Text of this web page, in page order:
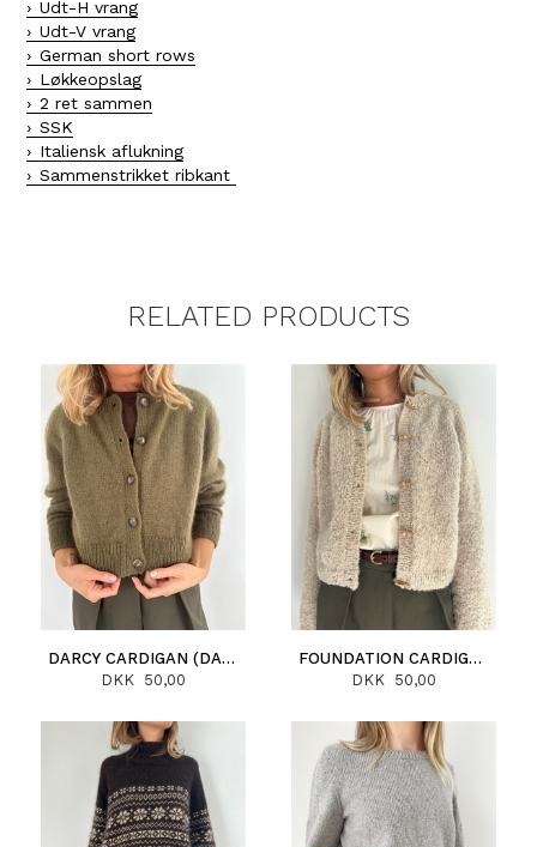
Udt-H vrang
Udt-V vrang
German short rows
Løkkeopslag
2 ret sammen
SSK
Italiensk aflukning
Sammenstrikket ribkant
RELATED PRODUCTS
DARCY CARDIGAN (DANSK)
DKK 50,00
FOUNDATION CARDIGAN (DANSK)
DKK 50,00